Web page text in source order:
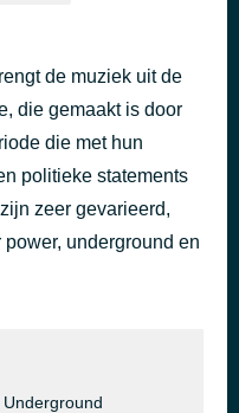
de muziek uit de
die gemaakt is door
die met hun
politieke statements
zeer gevarieerd,
underground en